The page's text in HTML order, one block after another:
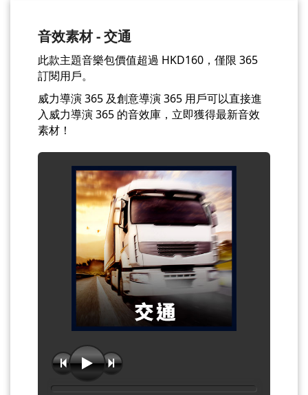
音效素材 - 交通
此款主題音樂包價值超過 HKD160，僅限 365
訂閱用戶。
威力導演 365 及創意導演 365 用戶可以直接進
入威力導演 365 的音效庫，立即獲得最新音效
素材！